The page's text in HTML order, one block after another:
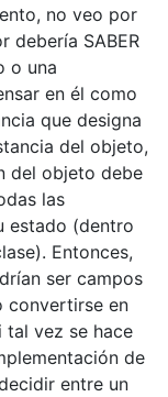
no veo por
debería SABER
o una
en él como
que designa
del objeto,
del objeto debe
las
estado (dentro
Entonces,
ser campos
convertirse en
tal vez se hace
de
entre un